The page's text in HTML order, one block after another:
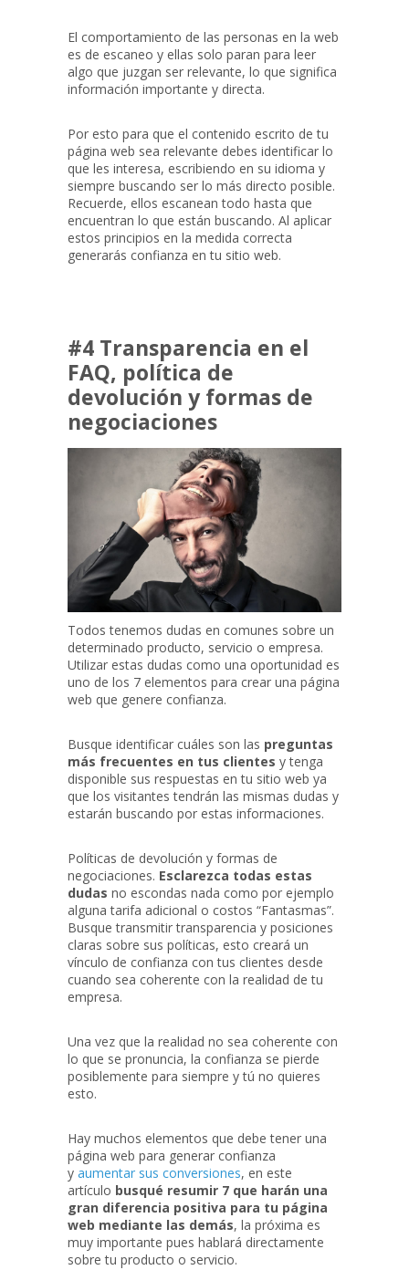
El comportamiento de las personas en la web
es de escaneo y ellas solo paran para leer
algo que juzgan ser relevante, lo que significa
información importante y directa.
Por esto para que el contenido escrito de tu
página web sea relevante debes identificar lo
que les interesa, escribiendo en su idioma y
siempre buscando ser lo más directo posible.
Recuerde, ellos escanean todo hasta que
encuentran lo que están buscando. Al aplicar
estos principios en la medida correcta
generarás confianza en tu sitio web.
#4 Transparencia en el
FAQ, política de
devolución y formas de
negociaciones
Todos tenemos dudas en comunes sobre un
determinado producto, servicio o empresa.
Utilizar estas dudas como una oportunidad es
uno de los 7 elementos para crear una página
web que genere confianza.
Busque identificar cuáles son las preguntas
más frecuentes en tus clientes y tenga
disponible sus respuestas en tu sitio web ya
que los visitantes tendrán las mismas dudas y
estarán buscando por estas informaciones.
Políticas de devolución y formas de
negociaciones. Esclarezca todas estas
dudas no escondas nada como por ejemplo
alguna tarifa adicional o costos “Fantasmas”.
Busque transmitir transparencia y posiciones
claras sobre sus políticas, esto creará un
vínculo de confianza con tus clientes desde
cuando sea coherente con la realidad de tu
empresa.
Una vez que la realidad no sea coherente con
lo que se pronuncia, la confianza se pierde
posiblemente para siempre y tú no quieres
esto.
Hay muchos elementos que debe tener una
página web para generar confianza
y aumentar sus conversiones, en este
artículo busqué resumir 7 que harán una
gran diferencia positiva para tu página
web mediante las demás, la próxima es
muy importante pues hablará directamente
sobre tu producto o servicio.